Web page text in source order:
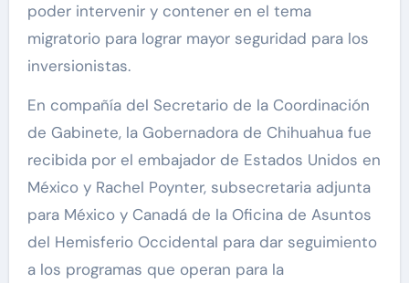
poder intervenir y contener en el tema
migratorio para lograr mayor seguridad para los
inversionistas.
En compañía del Secretario de la Coordinación
de Gabinete, la Gobernadora de Chihuahua fue
recibida por el embajador de Estados Unidos en
México y Rachel Poynter, subsecretaria adjunta
para México y Canadá de la Oficina de Asuntos
del Hemisferio Occidental para dar seguimiento
a los programas que operan para la